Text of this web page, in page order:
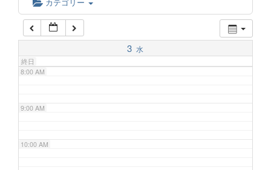
3 水
終日
7:00 AM
8:00 AM
9:00 AM
10:00 AM